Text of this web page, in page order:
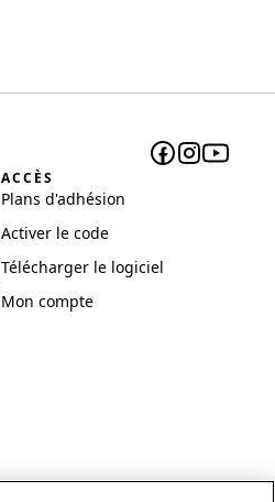
ACCÈS
Plans d'adhésion
Activer le code
Télécharger le logiciel
Mon compte